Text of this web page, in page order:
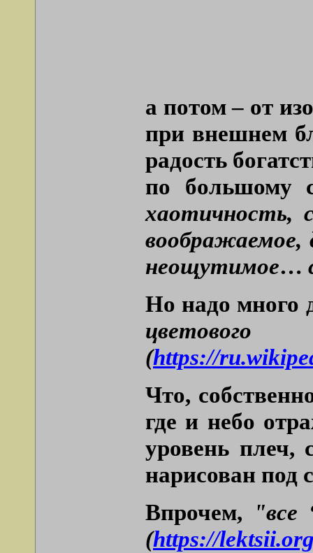
а потом – от
при внешнем
радость
по большому
хаотичность,
неощутимое…
Но надо много
(https://
Что,
где и небо
уровень плеч,
нарисован под
Впрочем,
"все
(https://